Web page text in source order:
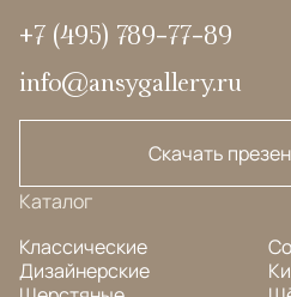
+7 (495) 789-77-89
info@ansygallery.ru
Скачать
Каталог
Классические
Дизайнерские